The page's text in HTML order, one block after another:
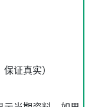
证真实）